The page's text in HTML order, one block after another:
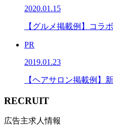
2020.01.15
【グルメ掲載例】コラ
PR
2019.01.23
【ヘアサロン掲載例】
RECRUIT
広告主求人情報